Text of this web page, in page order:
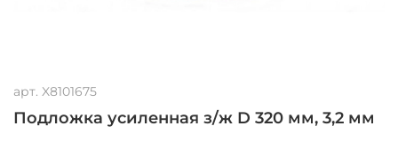
арт. X8101675
Подложка усиленная з/ж D 320 мм, 3,2 мм